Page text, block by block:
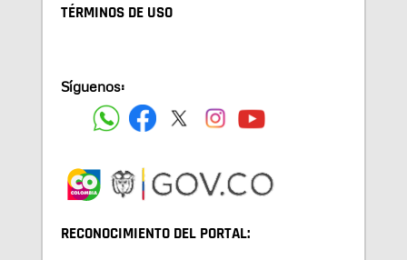
TÉRMINOS DE USO
Síguenos:
RECONOCIMIENTO DEL PORTAL: